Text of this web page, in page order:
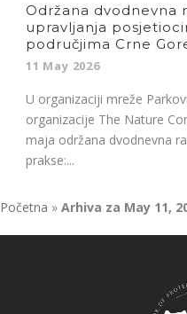
Održana dvodnevna
upravljanja
područjima Crne
11 May 2026
U organizaciji mreže
organizacije The Nature
maja održana dvodnevna
prakse:...
Početna » Arhiva za May 11,